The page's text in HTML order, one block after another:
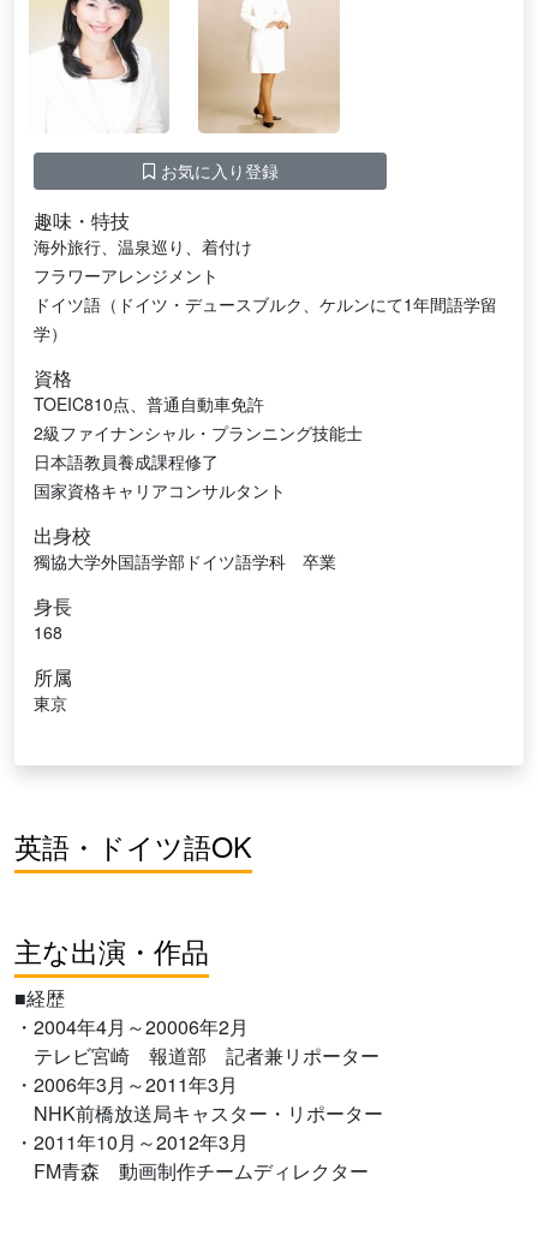
お気に入り登録
趣味・特技
海外旅行、温泉巡り、着付け
フラワーアレンジメント
ドイツ語（ドイツ・デュースブルク、ケルンにて1年間語学留
学）
資格
TOEIC810点、普通自動車免許
2級ファイナンシャル・プランニング技能士
日本語教員養成課程修了
国家資格キャリアコンサルタント
出身校
獨協大学外国語学部ドイツ語学科 卒業
身長
168
所属
東京
英語・ドイツ語OK
主な出演・作品
■経歴
・2004年4月～20006年2月
テレビ宮崎 報道部 記者兼リポーター
・2006年3月～2011年3月
NHK前橋放送局キャスター・リポーター
・2011年10月～2012年3月
FM青森 動画制作チームディレクター